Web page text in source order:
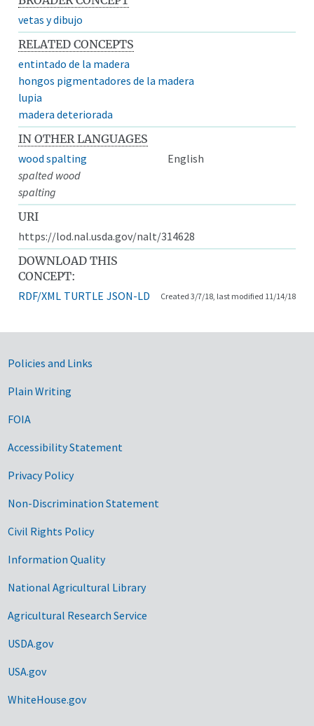
vetas y dibujo
RELATED CONCEPTS
entintado de la madera
hongos pigmentadores de la madera
lupia
madera deteriorada
IN OTHER LANGUAGES
wood spalting
English
spalted wood
spalting
URI
https://lod.nal.usda.gov/nalt/314628
DOWNLOAD THIS
CONCEPT:
RDF/XML TURTLE JSON-LD Created 3/7/18, last modified 11/14/18
Government Links
Policies and Links
Plain Writing
FOIA
Accessibility Statement
Privacy Policy
Non-Discrimination Statement
Civil Rights Policy
Information Quality
National Agricultural Library
Agricultural Research Service
USDA.gov
USA.gov
WhiteHouse.gov